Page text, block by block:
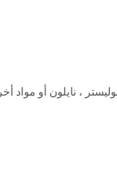
، نايلون أو مواد